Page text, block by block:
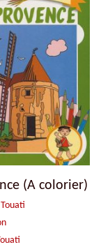
(A colorier)